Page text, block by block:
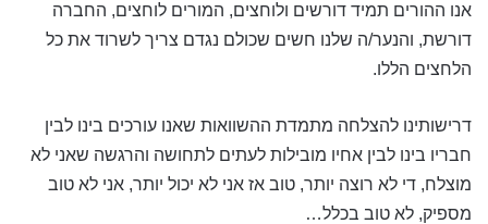
אנו ההורים תמיד דורשים ולוחצים, המורים לוחצים, החברה
דורשת, והנער/ה שלנו חשים שכולם נגדם צריך לשרוד את כל
הלחצים הללו.
דרישותינו להצלחה מתמדת ההשוואות שאנו עורכים בינו לבין
חבריו בינו לבין אחיו מובילות לעתים לתחושה והרגשה שאני לא
מוצלח, די לא רוצה יותר, טוב אז אני לא יכול יותר, אני לא טוב
מספיק, לא טוב בכלל…